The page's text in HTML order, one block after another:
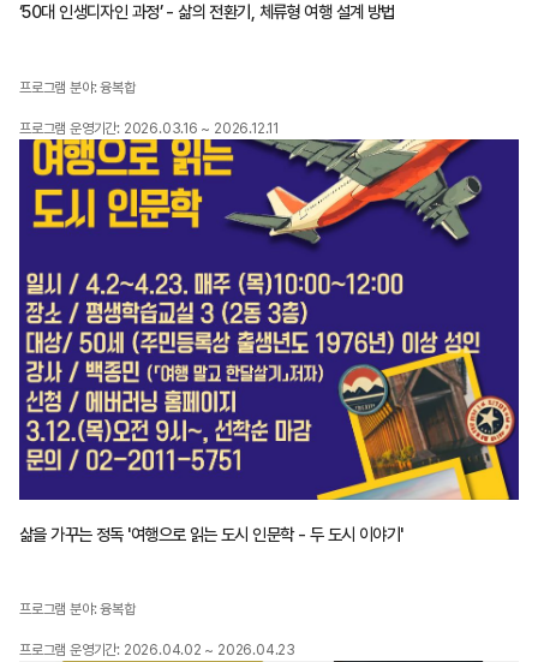
‘50대 인생디자인 과정’ - 삶의 전환기, 체류형 여행 설계 방법
프로그램 분야: 융복합
프로그램 운영기간: 2026.03.16 ~ 2026.12.11
삶을 가꾸는 정독 '여행으로 읽는 도시 인문학 - 두 도시 이야기'
프로그램 분야: 융복합
프로그램 운영기간: 2026.04.02 ~ 2026.04.23